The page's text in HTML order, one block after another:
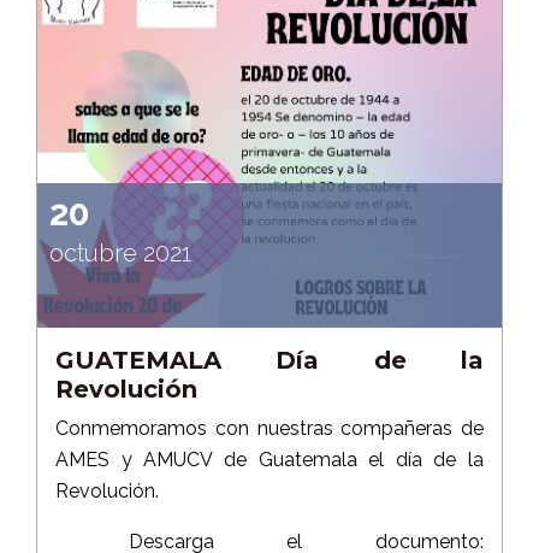
20
octubre 2021
GUATEMALA Día de la
Revolución
Conmemoramos con nuestras compañeras de
AMES y AMUCV de Guatemala el día de la
Revolución.
Descarga el documento: